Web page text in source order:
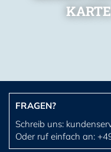
FRAGEN?
Schreib uns:
Oder ruf einfach an: